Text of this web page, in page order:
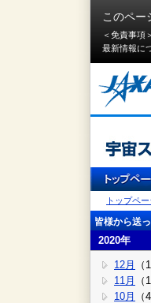
このペー
＜免責事項
最新情報に
トップペー
皆様から送
2020年
12月
（
11月
（
10月
（